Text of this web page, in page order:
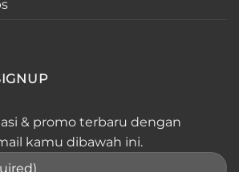
& promo terbaru dengan
kamu dibawah ini.